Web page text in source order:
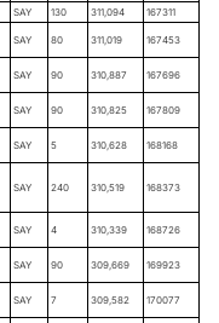
SAY 130 311,094
167311
SAY 80 311,019 167453
SAY 90 310,887 167696
SAY 90 310,825 167809
SAY 5 310,628 168168
SAY 240 310,519 168373
SAY 4 310,339 168726
SAY 90 309,669 169923
SAY 7 309,582 170077